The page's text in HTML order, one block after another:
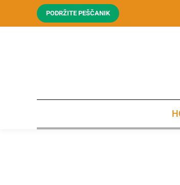
PODRŽITE PEŠČANIK